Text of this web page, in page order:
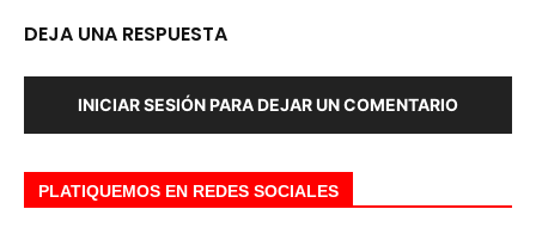
DEJA UNA RESPUESTA
INICIAR SESIÓN PARA DEJAR UN COMENTARIO
PLATIQUEMOS EN REDES SOCIALES